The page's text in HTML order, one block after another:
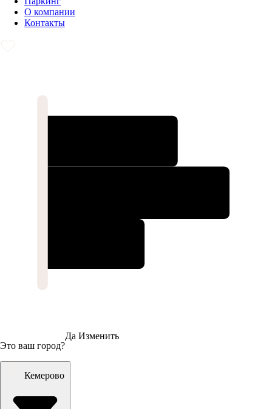
О компании
Контакты
Это ваш город?
Да Изменить
Кемерово